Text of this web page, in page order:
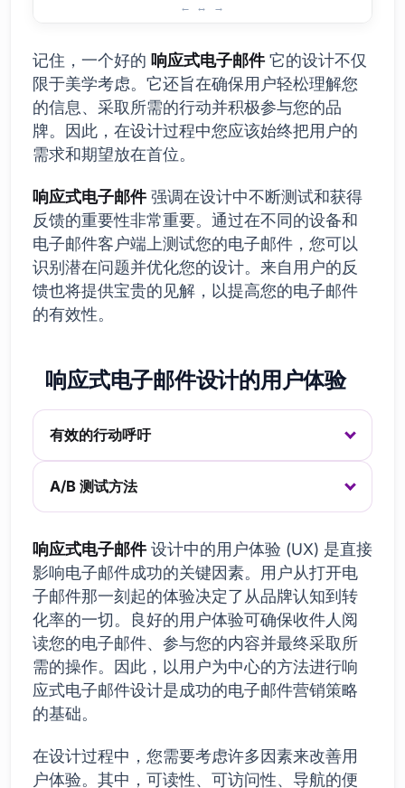
记住，一个好的 响应式电子邮件它的设计不仅
限于美学考虑。它还旨在确保用户轻松理解您
的信息、采取所需的行动并积极参与您的品
牌。因此，在设计过程中您应该始终把用户的
需求和期望放在首位。
响应式电子邮件强调在设计中不断测试和获得
反馈的重要性非常重要。通过在不同的设备和
电子邮件客户端上测试您的电子邮件，您可以
识别潜在问题并优化您的设计。来自用户的反
馈也将提供宝贵的见解，以提高您的电子邮件
的有效性。
响应式电子邮件设计的用户体验
有效的行动呼吁
A/B 测试方法
响应式电子邮件设计中的用户体验 (UX) 是直接
影响电子邮件成功的关键因素。用户从打开电
子邮件那一刻起的体验决定了从品牌认知到转
化率的一切。良好的用户体验可确保收件人阅
读您的电子邮件、参与您的内容并最终采取所
需的操作。因此，以用户为中心的方法进行响
应式电子邮件设计是成功的电子邮件营销策略
的基础。
在设计过程中，您需要考虑许多因素来改善用
户体验。其中，可读性、可访问性、导航的便